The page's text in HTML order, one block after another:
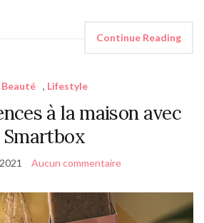
Continue Reading
Beauté , Lifestyle
à la maison avec
Smartbox
Aucun commentaire